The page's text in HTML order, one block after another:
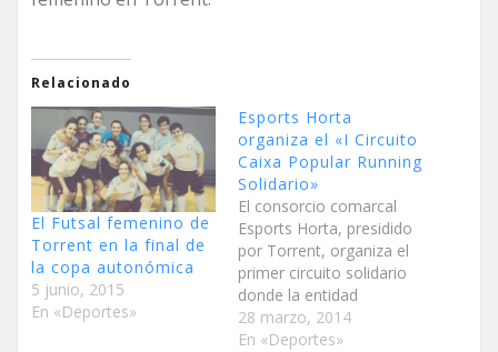
Relacionado
El Futsal femenino de
Torrent en la final de
la copa autonómica
5 junio, 2015
En «Deportes»
Esports Horta
organiza el «I Circuito
Caixa Popular Running
Solidario»
El consorcio comarcal
Esports Horta, presidido
por Torrent, organiza el
primer circuito solidario
donde la entidad
patrocinadora donará un
kilo de alimentos por
28 marzo, 2014
En «Deportes»